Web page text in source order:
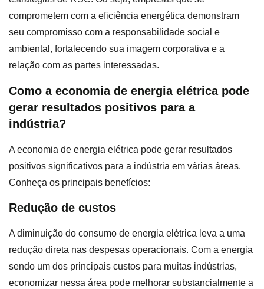
comprometem com a eficiência energética demonstram
seu compromisso com a responsabilidade social e
ambiental, fortalecendo sua imagem corporativa e a
relação com as partes interessadas.
Como a economia de energia elétrica pode
gerar resultados positivos para a
indústria?
A economia de energia elétrica pode gerar resultados
positivos significativos para a indústria em várias áreas.
Conheça os principais benefícios:
Redução de custos
A diminuição do consumo de energia elétrica leva a uma
redução direta nas despesas operacionais. Com a energia
sendo um dos principais custos para muitas indústrias,
economizar nessa área pode melhorar substancialmente a